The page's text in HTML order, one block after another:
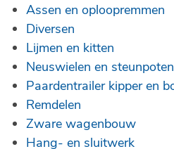
Assen en oploopremmen
Diversen
Lijmen en kitten
Neuswielen en steunpoten
Paardentrailer kipper en
Remdelen
Zware wagenbouw
Hang- en sluitwerk